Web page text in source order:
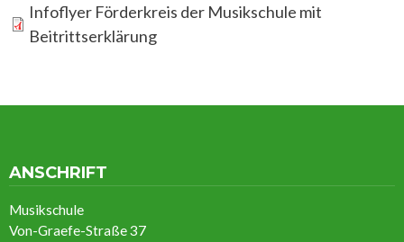
Infoflyer Förderkreis der Musikschule mit
Beitrittserklärung
ANSCHRIFT
Musikschule
Von-Graefe-Straße 37